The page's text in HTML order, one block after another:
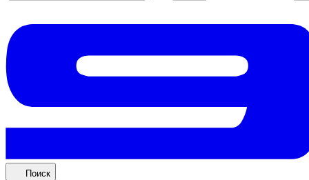
Поиск